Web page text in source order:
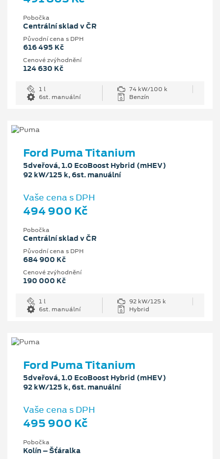
Pobočka
Centrální sklad v ČR
Původní cena s DPH
616 495 Kč
Cenové zvýhodnění
124 630 Kč
1 l
74 kW/100 k
6st. manuální
Benzín
Ford Puma Titanium
5dveřová, 1.0 EcoBoost Hybrid (mHEV)
92 kW/125 k, 6st. manuální
Vaše cena s DPH
494 900 Kč
Pobočka
Centrální sklad v ČR
Původní cena s DPH
684 900 Kč
Cenové zvýhodnění
190 000 Kč
1 l
92 kW/125 k
6st. manuální
Hybrid
Ford Puma Titanium
5dveřová, 1.0 EcoBoost Hybrid (mHEV)
92 kW/125 k, 6st. manuální
Vaše cena s DPH
495 900 Kč
Pobočka
Kolín – Šťáralka